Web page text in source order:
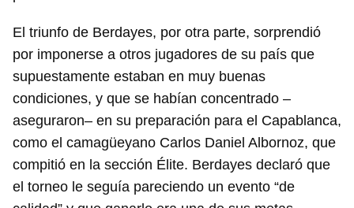
El triunfo de Berdayes, por otra parte, sorprendió
por imponerse a otros jugadores de su país que
supuestamente estaban en muy buenas
condiciones, y que se habían concentrado –
aseguraron– en su preparación para el Capablanca,
como el camagüeyano Carlos Daniel Albornoz, que
compitió en la sección Élite. Berdayes declaró que
el torneo le seguía pareciendo un evento “de